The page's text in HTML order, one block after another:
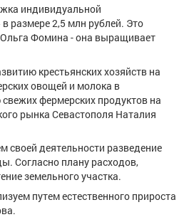
индивидуальной
размере 2,5 млн рублей. Это
Ольга Фомина - она выращивает
крестьянских хозяйств на
овощей и молока в
фермерских продуктов на
рынка Севастополя Наталия
деятельности разведение
Согласно плану расходов,
земельного участка.
путем естественного прироста